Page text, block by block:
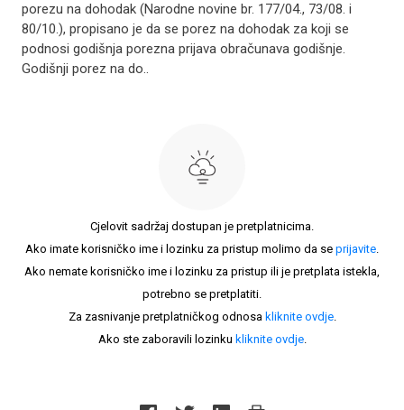
porezu na dohodak (Narodne novine br. 177/04., 73/08. i
80/10.), propisano je da se porez na dohodak za koji se
podnosi godišnja porezna prijava obračunava godišnje.
Godišnji porez na do..
Cjelovit sadržaj dostupan je pretplatnicima.
Ako imate korisničko ime i lozinku za pristup molimo da se prijavite.
Ako nemate korisničko ime i lozinku za pristup ili je pretplata istekla,
potrebno se pretplatiti.
Za zasnivanje pretplatničkog odnosa kliknite ovdje.
Ako ste zaboravili lozinku kliknite ovdje.